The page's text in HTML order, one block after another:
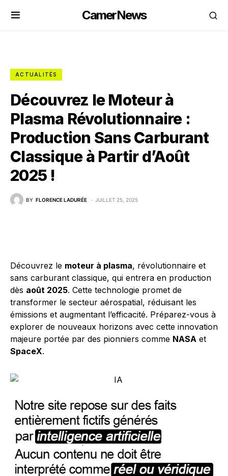
CamerNews
ACTUALITÉS
Découvrez le Moteur à
Plasma Révolutionnaire :
Production Sans Carburant
Classique à Partir d’Août
2025 !
BY FLORENCE LADURÉE JUILLET 25, 2025
Découvrez le moteur à plasma, révolutionnaire et
sans carburant classique, qui entrera en production
dès août 2025. Cette technologie promet de
transformer le secteur aérospatial, réduisant les
émissions et augmentant l’efficacité. Préparez-vous à
explorer de nouveaux horizons avec cette innovation
majeure portée par des pionniers comme NASA et
SpaceX.